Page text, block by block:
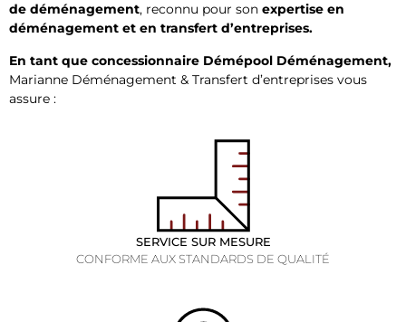
de déménagement, reconnu pour son expertise en
déménagement et en transfert d’entreprises.
En tant que concessionnaire Démépool Déménagement,
Marianne Déménagement & Transfert d’entreprises vous
assure :
SERVICE SUR MESURE
CONFORME AUX STANDARDS DE QUALITÉ